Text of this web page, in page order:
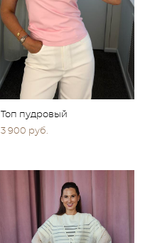
Топ пудровый
3 900 pуб.